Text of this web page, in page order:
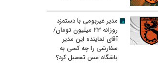
مدیر غیربومی با دستمزد
روزانه ۲۳ میلیون تومان/
آقای نماینده این مدیر
سفارشی را چه کسی به
باشگاه مس تحمیل کرد؟